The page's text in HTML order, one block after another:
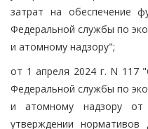
затрат на обеспечение
Федеральной службы по
и атомному надзору";
от 1 апреля 2024 г. N 117
Федеральной службы по
и атомному надзору
утверждении нормативов